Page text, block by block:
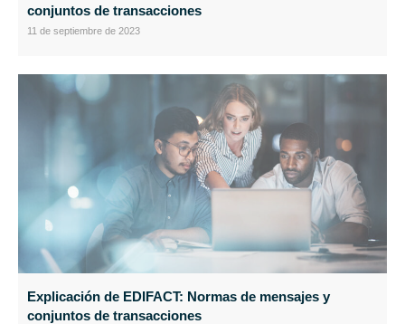
conjuntos de transacciones
11 de septiembre de 2023
Explicación de EDIFACT: Normas de mensajes y
conjuntos de transacciones